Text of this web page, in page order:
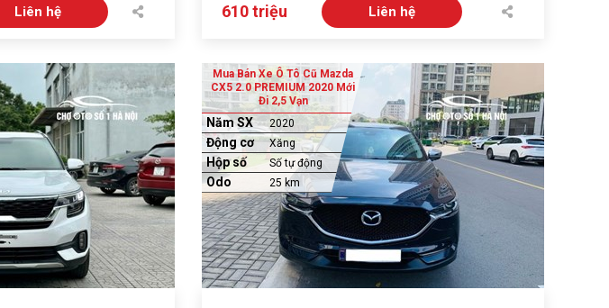
Liên hệ 610 triệu Liên hệ
Mua Bán Xe Ô Tô Cũ Mazda
CX5 2.0 PREMIUM 2020 Mới
Đi 2,5 Vạn
Năm SX 2020
Động cơ Xăng
Hộp số Số tự động
Odo 25 km